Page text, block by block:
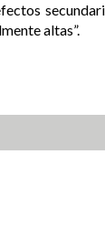
altas”.